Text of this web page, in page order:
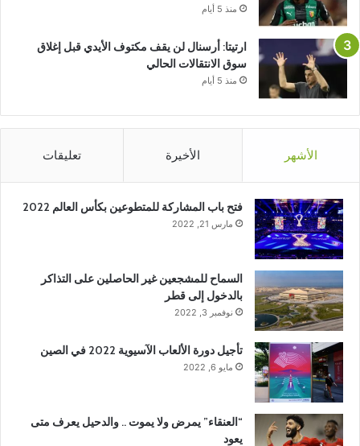
منذ 5 أيام
ارتيتا: أرسنال لن يقف مكتوف الأيدي قبل إغلاق
سوق الانتقالات الحالي
منذ 5 أيام
الأشهر الأخيرة تعليقات
فتح باب المشاركة للمتطوعين بكأس العالم 2022
مارس 21, 2022
السماح للمشجعين غير الحاصلين على التذاكر
بالدخول إلى قطر
نوفمبر 3, 2022
تأجيل دورة الألعاب الآسيوية 2022 في الصين
مايو 6, 2022
“العنقاء” يمرض ولا يموت .. والدحيل يعرف متى
يعود